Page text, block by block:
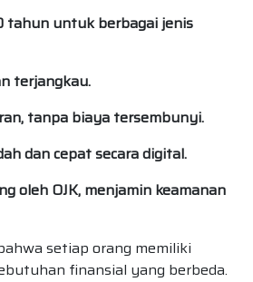
tahun untuk berbagai jenis
terjangkau.
tanpa biaya tersembunyi.
dan cepat secara digital.
oleh OJK, menjamin keamanan
setiap orang memiliki
finansial yang berbeda.